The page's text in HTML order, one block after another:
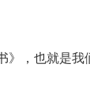
，也就是我